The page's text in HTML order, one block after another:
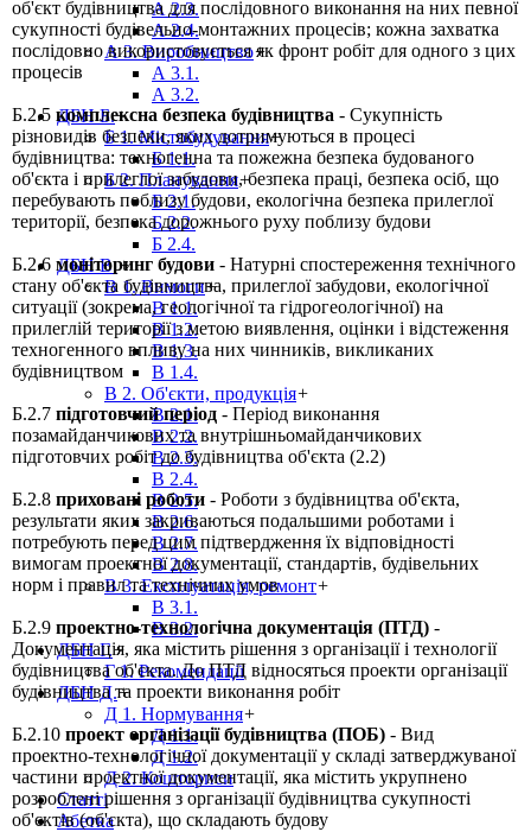
А 2.3.
А 2.4.
А 3. Виробництво+
А 3.1.
А 3.2.
ДБН Б.+
Б 1. Містобудування+
Б 1.1.
Б 2. Планування+
Б 2.1.
Б 2.2.
Б 2.4.
ДБН В.+
В 1. Вимоги+
В 1.1.
В 1.2.
В 1.3.
В 1.4.
В 2. Об'єкти, продукція+
В 2.1.
В 2.2.
В 2.3.
В 2.4.
В 2.5.
В 2.6.
В 2.7.
В 2.8.
В 3. Експлуатація, ремонт+
В 3.1.
В 3.2.
ДБН Г.+
Г 1. Рекомендації
ДБН Д.+
Д 1. Нормування+
Д 1.1.
Д 1.2.
Д 2. Кошториси
Статті
Абетка
об'єкт будівництва для послідовного виконання на них певної
сукупності будівельно-монтажних процесів; кожна захватка
послідовно використовується як фронт робіт для одного з цих
процесів
Б.2.5 комплексна безпека будівництва - Сукупність
різновидів безпеки, яких дотримуються в процесі
будівництва: техногенна та пожежна безпека будованого
об'єкта і прилеглої забудови, безпека праці, безпека осіб, що
перебувають поблизу будови, екологічна безпека прилеглої
території, безпека дорожнього руху поблизу будови
Б.2.6 моніторинг будови - Натурні спостереження технічного
стану об'єкта будівництва, прилеглої забудови, екологічної
ситуації (зокрема, геологічної та гідрогеологічної) на
прилеглій території з метою виявлення, оцінки і відстеження
техногенного впливу на них чинників, викликаних
будівництвом
Б.2.7 підготовчий період - Період виконання
позамайданчикових та внутрішньомайданчикових
підготовчих робіт до будівництва об'єкта (2.2)
Б.2.8 приховані роботи - Роботи з будівництва об'єкта,
результати яких закриваються подальшими роботами і
потребують перед цим підтвердження їх відповідності
вимогам проектної документації, стандартів, будівельних
норм і правил та технічних умов
Б.2.9 проектно-технологічна документація (ПТД) -
Документація, яка містить рішення з організації і технології
будівництва об'єкта. До ПТД відносяться проекти організації
будівництва та проекти виконання робіт
Б.2.10 проект організації будівництва (ПОБ) - Вид
проектно-технологічної документації у складі затверджуваної
частини проектної документації, яка містить укрупнено
розроблені рішення з організації будівництва сукупності
об'єктів (об'єкта), що складають будову